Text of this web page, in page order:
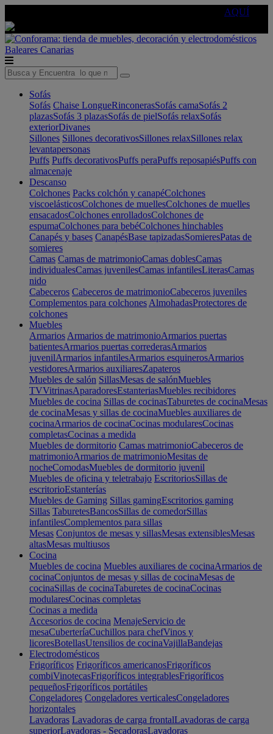
AQUÍ
Baleares Canarias
Sofás
Sofás Chaise LongueRinconerasSofás camaSofás 2
plazasSofás 3 plazasSofás de pielSofás relaxSofás
exteriorDivanes
Sillones Sillones decorativosSillones relaxSillones relax
levantapersonas
Puffs Puffs decorativosPuffs peraPuffs reposapiésPuffs con
almacenaje
Descanso
Colchones Packs colchón y canapéColchones
viscoelásticosColchones de muellesColchones de muelles
ensacadosColchones enrolladosColchones de
espumaColchones para bebéColchones hinchables
Canapés y bases CanapésBase tapizadasSomieresPatas de
somieres
Camas Camas de matrimonioCamas doblesCamas
individualesCamas juvenilesCamas infantilesLiterasCamas
nido
Cabeceros Cabeceros de matrimonioCabeceros juveniles
Complementos para colchones AlmohadasProtectores de
colchones
Muebles
Armarios Armarios de matrimonioArmarios puertas
batientesArmarios puertas correderasArmarios
juvenilArmarios infantilesArmarios esquinerosArmarios
vestidoresArmarios auxiliaresZapateros
Muebles de salón SillasMesas de salónMuebles
TVVitrinasAparadoresEstanteriasMuebles recibidores
Muebles de cocina Sillas de cocinasTaburetes de cocinaMesas
de cocinaMesas y sillas de cocinaMuebles auxiliares de
cocinaArmarios de cocinaCocinas modularesCocinas
completasCocinas a medida
Muebles de dormitorio Camas matrimonioCabeceros de
matrimonioArmarios de matrimonioMesitas de
nocheComodasMuebles de dormitorio juvenil
Muebles de oficina y teletrabajo EscritoriosSillas de
escritorioEstanterías
Muebles de Gaming Sillas gamingEscritorios gaming
Sillas TaburetesBancosSillas de comedorSillas
infantilesComplementos para sillas
Mesas Conjuntos de mesas y sillasMesas extensiblesMesas
altasMesas multiusos
Cocina
Muebles de cocina Muebles auxiliares de cocinaArmarios de
cocinaConjuntos de mesas y sillas de cocinaMesas de
cocinaSillas de cocinaTaburetes de cocinaCocinas
modularesCocinas completas
Cocinas a medida
Accesorios de cocina MenajeServicio de
mesaCuberteríaCuchillos para chefVinos y
licoresBotellasUtensilios de cocinaVajillaBandejas
Electrodomésticos
Frigoríficos Frigoríficos americanosFrigoríficos
combiVinotecasFrigoríficos integrablesFrigoríficos
pequeñosFrigoríficos portátiles
Congeladores Congeladores verticalesCongeladores
horizontales
Lavadoras Lavadoras de carga frontalLavadoras de carga
superiorLavadoras - SecadorasLavadoras